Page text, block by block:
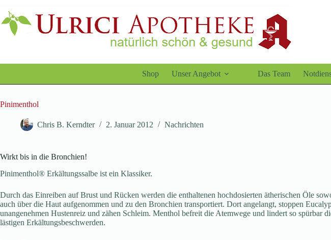
Inhalt
springen
Shop Unser Angebot Das Team
Pinimenthol
Chris B. Kerndter 2. Januar 2012 Nachrichten
Wirkt bis in die Bronchien!
Pinimenthol® Erkältungssalbe ist ein Klassiker.
Durch das Einreiben auf Brust und Rücken werden die enthaltenen hochdosierten ätherischen Öle
auch über die Haut aufgenommen und zu den Bronchien transportiert. Dort angelangt, stoppen
unangenehmen Hustenreiz und zähen Schleim. Menthol befreit die Atemwege und lindert so spürbar
lästigen Erkältungsbeschwerden.